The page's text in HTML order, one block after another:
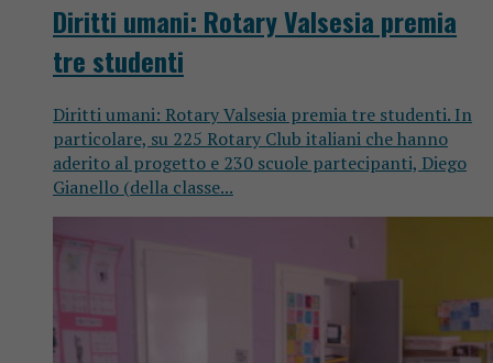
Diritti umani: Rotary Valsesia premia
tre studenti
Diritti umani: Rotary Valsesia premia tre studenti. In
particolare, su 225 Rotary Club italiani che hanno
aderito al progetto e 230 scuole partecipanti, Diego
Gianello (della classe...